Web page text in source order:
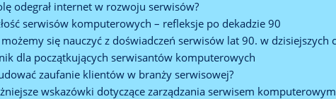
odegrał internet w rozwoju serwisów?
serwisów komputerowych – refleksje po dekadzie 90
możemy się nauczyć z doświadczeń serwisów lat 90. w dzisiejszych
dla początkujących serwisantów komputerowych
zaufanie klientów w branży serwisowej?
wskazówki dotyczące zarządzania serwisem komputerowym